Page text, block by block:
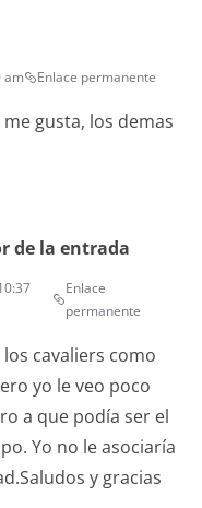
am Enlace permanente
gusta, los demas
de la entrada
Enlace
permanente
los cavaliers como
yo le veo poco
a que podía ser el
Yo no le asociaría
y gracias